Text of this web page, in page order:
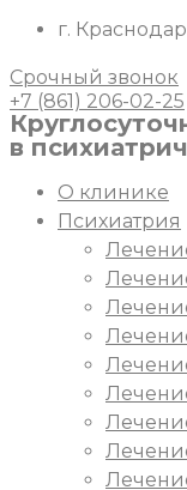
г.
Срочный звонок
+7 (861) 206-02-25
в
О клинике
Психиатрия